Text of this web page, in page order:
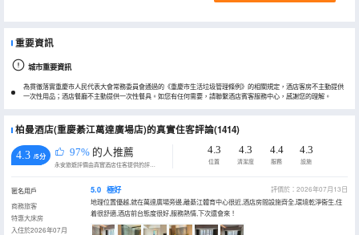
重要資訊
城市重要資訊
為貫徹落實重慶市人民代表大會常務委員會通過的《重慶市生活垃圾管理條例》的相關規定，酒店客房不主動提供
一次性用品；酒店餐廳不主動提供一次性餐具。如您有任何需要，請聯繫酒店賓客服務中心，感謝您的理解。
柏曼酒店(重慶綦江萬達廣場店)的真實住客評論(1414)
4.3 /5分 97% 的人推薦
永安旅遊評價由真實酒店住客提供的評價。
4.3
位置
4.3
清潔度
4.4
服務
4.3
設施
匿名用戶
商務旅客
特惠大床房
入住於2026年07月
5.0 極好
評價於：2026年07月13日
地理位置優越,就在萬達廣場旁邊,離綦江體育中心很近,酒店房間設施齊全,環境乾淨衞生,住
着很舒適,酒店前台態度很好,服務熱情,下次還會來！